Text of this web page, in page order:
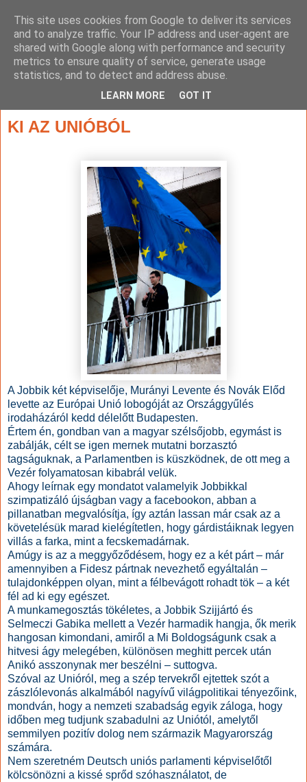
KI AZ UNIÓBÓL
A Jobbik két képviselője, Murányi Levente és Novák Előd
levette az Európai Unió lobogóját az Országgyűlés
irodaházáról kedd délelőtt Budapesten.
Értem én, gondban van a magyar szélsőjobb, egymást is
zabálják, célt se igen mernek mutatni borzasztó
tagságuknak, a Parlamentben is küszködnek, de ott meg a
Vezér folyamatosan kibabrál velük.
Ahogy leírnak egy mondatot valamelyik Jobbikkal
szimpatizáló újságban vagy a facebookon, abban a
pillanatban megvalósítja, így aztán lassan már csak az a
követelésük marad kielégítetlen, hogy gárdistáiknak legyen
villás a farka, mint a fecskemadárnak.
Amúgy is az a meggyőződésem, hogy ez a két párt – már
amennyiben a Fidesz pártnak nevezhető egyáltalán –
tulajdonképpen olyan, mint a félbevágott rohadt tök – a két
fél ad ki egy egészet.
A munkamegosztás tökéletes, a Jobbik Szijjártó és
Selmeczi Gabika mellett a Vezér harmadik hangja, ők merik
hangosan kimondani, amiről a Mi Boldogságunk csak a
hitvesi ágy melegében, különösen meghitt percek után
Anikó asszonynak mer beszélni – suttogva.
Szóval az Unióról, meg a szép tervekről ejtettek szót a
zászlólevonás alkalmából nagyívű világpolitikai tényezőink,
mondván, hogy a nemzeti szabadság egyik záloga, hogy
időben meg tudjunk szabadulni az Uniótól, amelytől
semmilyen pozitív dolog nem származik Magyarország
számára.
Nem szeretném Deutsch uniós parlamenti képviselőtől
kölcsönözni a kissé sprőd szóhasználatot, de
This site uses cookies from Google to deliver its services
and to analyze traffic. Your IP address and user-agent are
shared with Google along with performance and security
metrics to ensure quality of service, generate usage
statistics, and to detect and address abuse.
LEARN MORE GOT IT